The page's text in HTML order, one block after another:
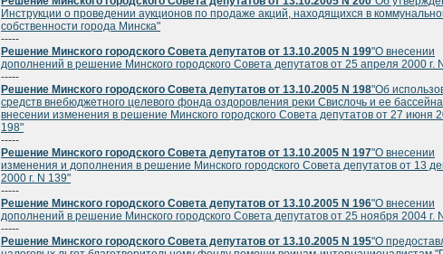
Инструкции о проведении аукционов по продаже акций, находящихся в
собственности города Минска"
-----
Решение Минского городского Совета депутатов от 13.10.2005 N 199"О внесении
дополнений в решение Минского городского Совета депутатов от 25 апреля 2000 г.
-----
Решение Минского городского Совета депутатов от 13.10.2005 N 198"Об
средств внебюджетного целевого фонда оздоровления реки Свислочь и ее
внесении изменения в решение Минского городского Совета депутатов от 27 июня
198"
-----
Решение Минского городского Совета депутатов от 13.10.2005 N 197"О внесении
изменения и дополнения в решение Минского городского Совета депутатов от 13
2000 г. N 139"
-----
Решение Минского городского Совета депутатов от 13.10.2005 N 196"О внесении
дополнений в решение Минского городского Совета депутатов от 25 ноября 2004 г.
-----
Решение Минского городского Совета депутатов от 13.10.2005 N 195"О